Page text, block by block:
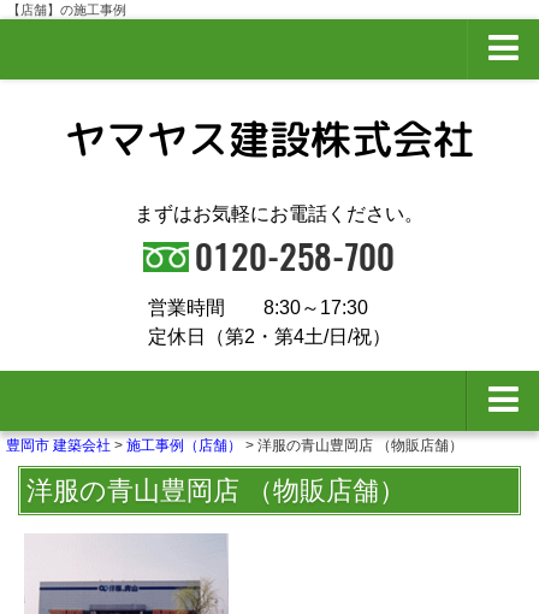
【店舗】の施工事例
サイトマップ
まずはお気軽にお電話ください。
営業時間
8:30～17:30
定休日（第2・第4土/日/祝）
夢ハウスとは
会社概要
施工事例（住宅）
豊岡市 建築会社 > 施工事例（店舗） > 洋服の青山豊岡店 （物販店舗）
洋服の青山豊岡店 （物販店舗）